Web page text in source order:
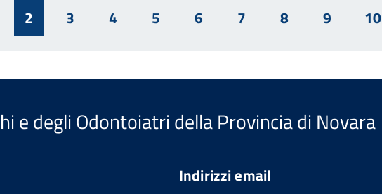
2 3 4 5 6 7 8 9 10
e degli Odontoiatri della Provincia di Novara
Indirizzi email